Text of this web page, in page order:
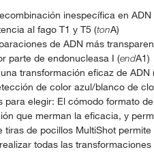
inespecífica en
al fago T1 y T5 (tonA)
de ADN más
parte de endonucleasa I (endA1)
transformación eficaz de
de color azul/blanco de
para elegir: El cómodo formato
que merman la eficacia, y
tiras de pocillos MultiShot
todas las